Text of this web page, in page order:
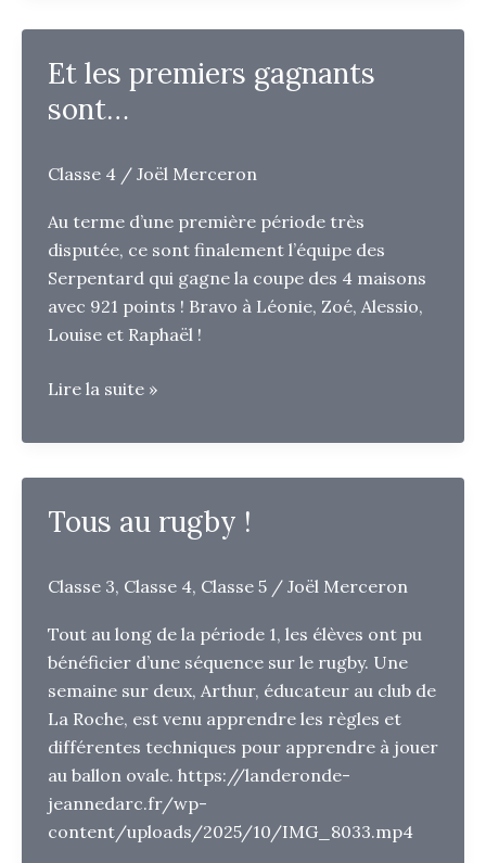
et
avec
les
!
Et les premiers gagnants
sont…
Classe 4 / Joël Merceron
Au terme d’une première période très
disputée, ce sont finalement l’équipe des
Serpentard qui gagne la coupe des 4 maisons
avec 921 points ! Bravo à Léonie, Zoé, Alessio,
Louise et Raphaël !
Et
premiers
gagnants
Lire la suite »
Tous au rugby !
Classe 3, Classe 4, Classe 5 / Joël Merceron
Tout au long de la période 1, les élèves ont pu
bénéficier d’une séquence sur le rugby. Une
semaine sur deux, Arthur, éducateur au club de
La Roche, est venu apprendre les règles et
différentes techniques pour apprendre à jouer
au ballon ovale. https://landeronde-
jeannedarc.fr/wp-
content/uploads/2025/10/IMG_8033.mp4